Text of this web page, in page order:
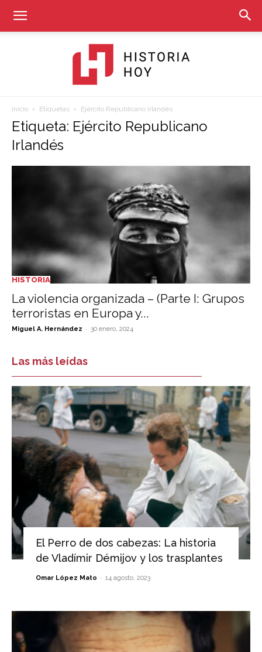
Historia
Hoy
Inicio Etiquetas Ejército Republicano Irlandés
Etiqueta: Ejército Republicano
Irlandés
HISTORIA
La violencia organizada – (Parte I: Grupos
terroristas en Europa y...
Miguel A. Hernández - 30 enero, 2024
Las más leídas
El Perro de dos cabezas: La historia
de Vladímir Démijov y los trasplantes
Omar López Mato - 14 agosto, 2023